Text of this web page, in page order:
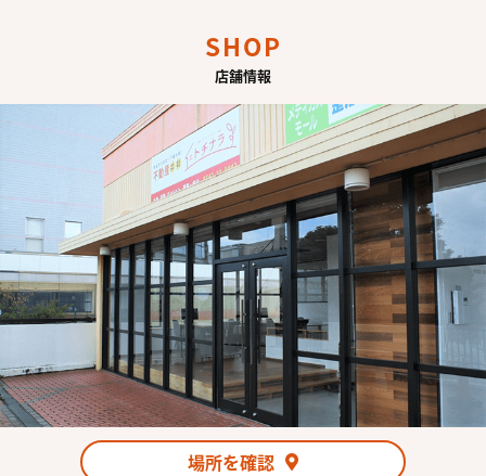
SHOP
店舗情報
場所を確認